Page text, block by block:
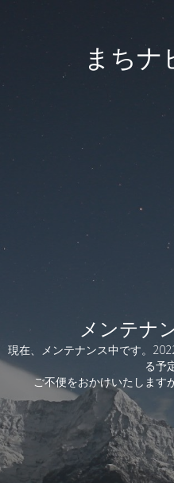
まちナ
メンテナ
現在、メンテナンス中です。
る予
ご不便をおかけいたします